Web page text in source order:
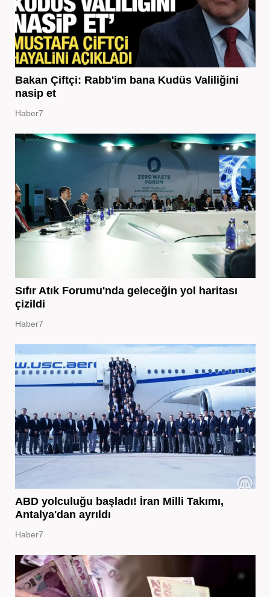
Bakan Çiftçi: Rabb'im bana Kudüs Valiliğini
nasip et
Haber7
Sıfır Atık Forumu'nda geleceğin yol haritası
çizildi
Haber7
ABD yolculuğu başladı! İran Milli Takımı,
Antalya'dan ayrıldı
Haber7